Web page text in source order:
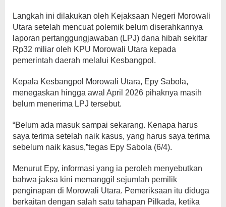
Langkah ini dilakukan oleh Kejaksaan Negeri Morowali
Utara setelah mencuat polemik belum diserahkannya
laporan pertanggungjawaban (LPJ) dana hibah sekitar
Rp32 miliar oleh KPU Morowali Utara kepada
pemerintah daerah melalui Kesbangpol.
Kepala Kesbangpol Morowali Utara, Epy Sabola,
menegaskan hingga awal April 2026 pihaknya masih
belum menerima LPJ tersebut.
“Belum ada masuk sampai sekarang. Kenapa harus
saya terima setelah naik kasus, yang harus saya terima
sebelum naik kasus,”tegas Epy Sabola (6/4).
Menurut Epy, informasi yang ia peroleh menyebutkan
bahwa jaksa kini memanggil sejumlah pemilik
penginapan di Morowali Utara. Pemeriksaan itu diduga
berkaitan dengan salah satu tahapan Pilkada, ketika